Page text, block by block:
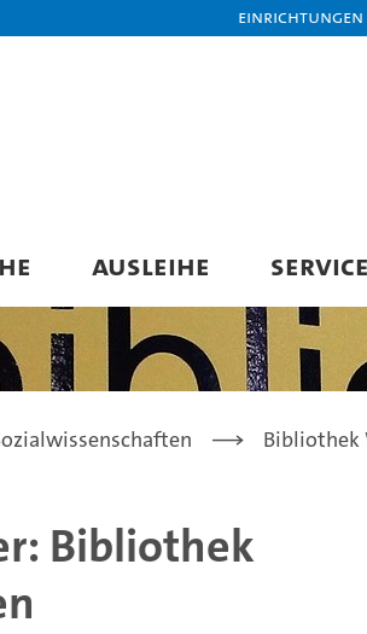
Einrichtungen
AUSLEIHE SERVICE
Bibliothek
Bibliothek